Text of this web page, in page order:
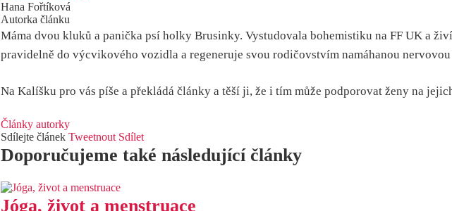
Hana Fořtíková
Autorka článku
Máma dvou kluků a panička psí holky Brusinky. Vystudovala bohemistiku na FF UK a
pravidelně do výcvikového vozidla a regeneruje svou rodičovstvím namáhanou
Na Kalíšku pro vás píše a překládá články a těší ji, že i tím může podporovat ženy na
Články autorky
Sdílejte článek Tweetnout Sdílet
Doporučujeme také následující články
Jóga, život a menstruace